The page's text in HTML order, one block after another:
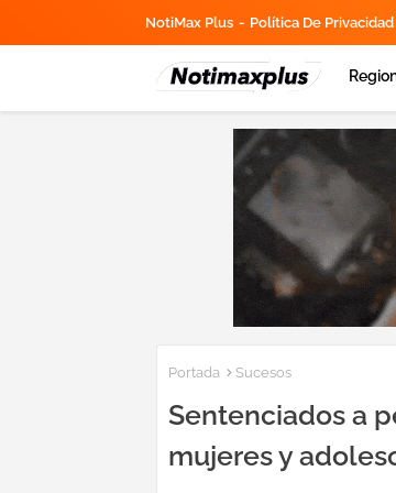
NotiMax Plus Política De Privacidad
Portada Sucesos
Sentenciados a
mujeres y